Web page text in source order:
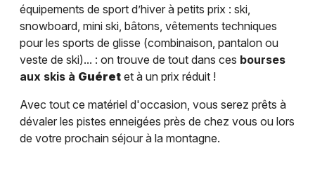
équipements de sport d’hiver à petits prix : ski,
snowboard, mini ski, bâtons, vêtements techniques
pour les sports de glisse (combinaison, pantalon ou
veste de ski)... : on trouve de tout dans ces bourses
aux skis à Guéret et à un prix réduit !
Avec tout ce matériel d'occasion, vous serez prêts à
dévaler les pistes enneigées près de chez vous ou lors
de votre prochain séjour à la montagne.